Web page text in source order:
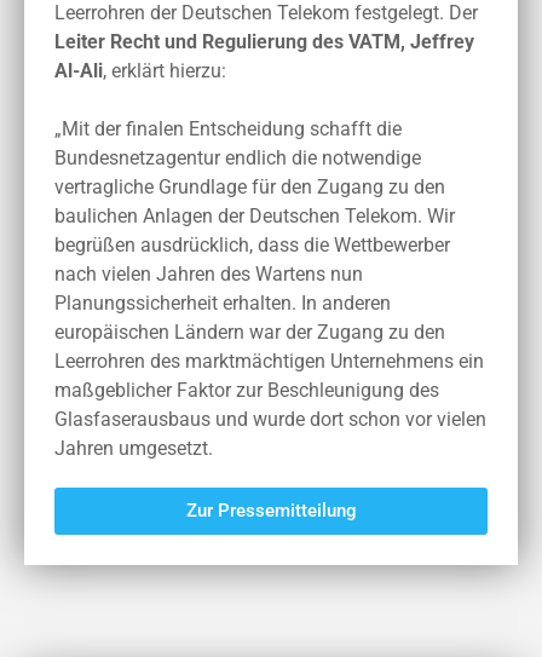
Leerrohren der Deutschen Telekom festgelegt. Der
Leiter Recht und Regulierung des VATM, Jeffrey
Al-Ali, erklärt hierzu:
„Mit der finalen Entscheidung schafft die
Bundesnetzagentur endlich die notwendige
vertragliche Grundlage für den Zugang zu den
baulichen Anlagen der Deutschen Telekom. Wir
begrüßen ausdrücklich, dass die Wettbewerber
nach vielen Jahren des Wartens nun
Planungssicherheit erhalten. In anderen
europäischen Ländern war der Zugang zu den
Leerrohren des marktmächtigen Unternehmens ein
maßgeblicher Faktor zur Beschleunigung des
Glasfaserausbaus und wurde dort schon vor vielen
Jahren umgesetzt.
Zur Pressemitteilung